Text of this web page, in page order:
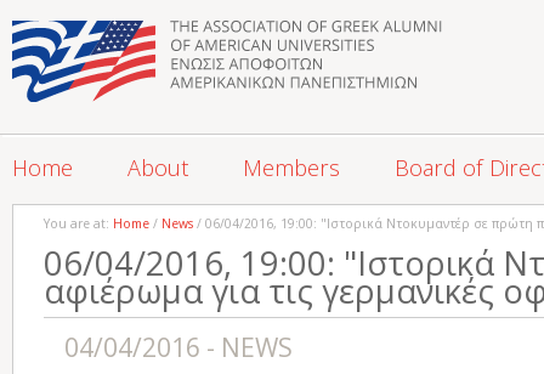
Home About Members Board of
You are at: Home / News / 06/04/2016, 19:00: "Ιστορικά Ντοκυμαντέρ σε πρώτη
06/04/2016, 19:00: "Ιστορικά
αφιέρωμα για τις γερμανικές
04/04/2016 - NEWS